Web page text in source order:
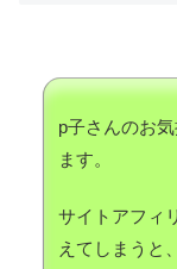
p子さんのお
ます。
サイトアフィ
えてしまうと